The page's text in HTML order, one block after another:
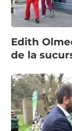
Edith
de la